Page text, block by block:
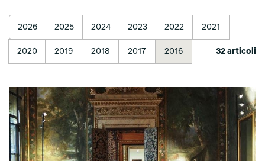
2026 2025 2024 2023 2022 2021
2020 2019 2018 2017 2016 32 articoli